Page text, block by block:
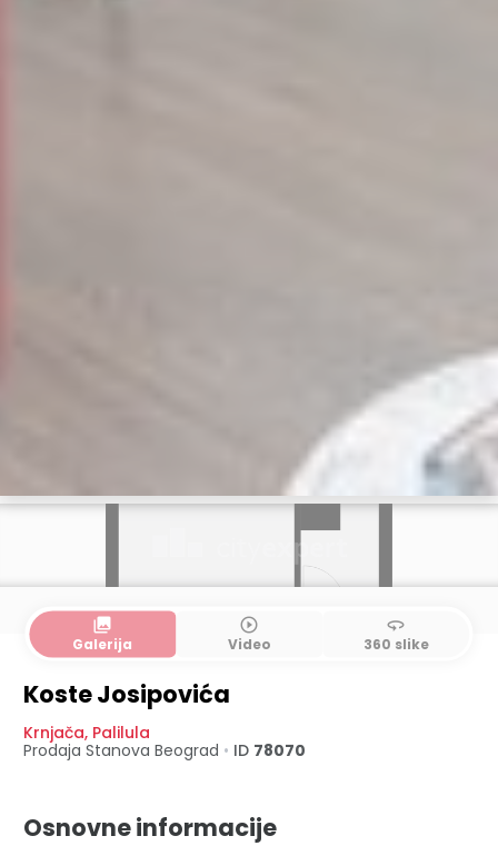
collections
Galerija
play_circle_outline
Video
360
360 slike
Koste Josipovića
Krnjača, Palilula
Prodaja Stanova Beograd • ID 78070
Osnovne informacije